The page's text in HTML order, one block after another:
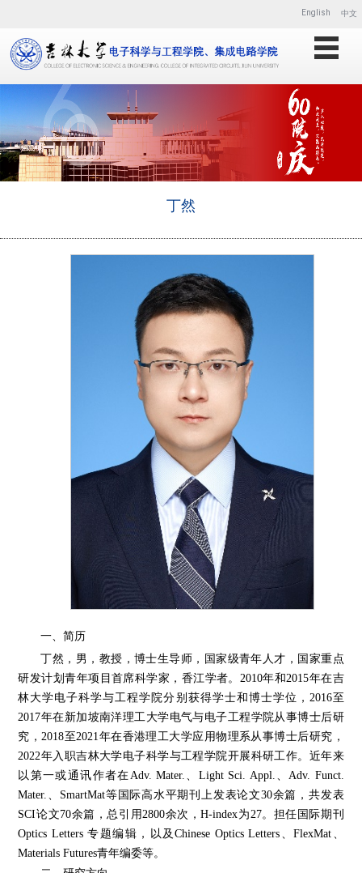
English 中文
丁然
一、简历
丁然，男，教授，博士生导师 ，国家级青年人才，国家重点
研发计划青年项目首席科学家，香江学者。 2010年和 2015年在吉
林大学电子科学与工程学院分别获得学士和博士学位， 2016至
2017年在新加坡南洋理工大学电气与电子工程学院从事博士后研
究， 2018至 2021 年在香港理工大学应用物理系从事博士后研究，
2022年入职吉林大学电子科学与工程学院开展科研工作。近年来
以第一或通讯作者在 Adv. Mater. LightSci. Appl.
Adv. Funct.
Mater.
SmartMat等国际高水平期刊上发表论文30余篇，共发表
SCI论文70余篇，总引用 2800余次，H-index为 27。担任国际期刊
Optics Letters专题编辑，以及Chinese Optics Letters 、FlexMat
Materials Futures青年编委等。